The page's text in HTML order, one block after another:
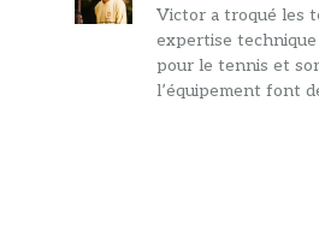
Victor a troqué les
expertise technique
pour le tennis et
l’équipement font